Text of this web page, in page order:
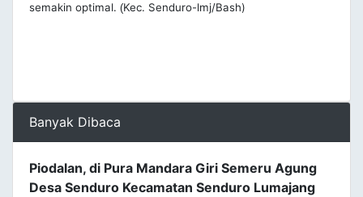
semakin optimal. (Kec. Senduro-lmj/Bash)
Banyak Dibaca
Piodalan, di Pura Mandara Giri Semeru Agung
Desa Senduro Kecamatan Senduro Lumajang